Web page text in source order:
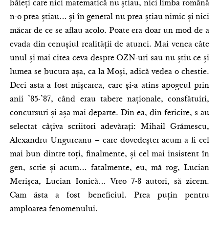
băieți care nici matematică nu știau, nici limba română
n-o prea știau… și în general nu prea știau nimic și nici
măcar de ce se aflau acolo. Poate era doar un mod de a
evada din cenușiul realității de atunci. Mai venea câte
unul și mai citea ceva despre OZN-uri sau nu știu ce și
lumea se bucura așa, ca la Moși, adică vedea o chestie.
Deci asta a fost mișcarea, care și-a atins apogeul prin
anii ’85-’87, când erau tabere naționale, consfătuiri,
concursuri și așa mai departe. Din ea, din fericire, s-au
selectat câțiva scriitori adevărați: Mihail Grămescu,
Alexandru Ungureanu – care dovedeșter acum a fi cel
mai bun dintre toți, finalmente, și cel mai insistent în
gen, scrie și acum… fatalmente, eu, mă rog, Lucian
Merișca, Lucian Ionică… Vreo 7-8 autori, să zicem.
Cam ăsta a fost beneficiul. Prea puțin pentru
amploarea fenomenului.